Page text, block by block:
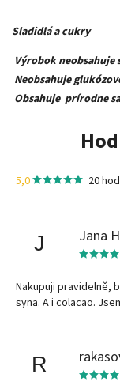
Sladidlá a cukry
Výrobok neobsahuje
Neobsahuje
Obsahuje prírodne
5,0 20
J Jana H
Nakupuji pravidelně,
syna. A i colacao.
R